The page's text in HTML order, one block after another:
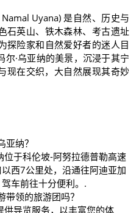
Uyana) 是自然、历史与
石英山、铁木森林、考古遗址
探险家和自然爱好者的迷人目
·乌亚纳的美景，沉浸于其宁
在交织，大自然展现其奇妙
纳？
位于科伦坡-阿努拉德普勒高速
西7公里处，沿通往阿迪亚加
车前往十分便利。.
领的旅游团吗？
供导览服务，以丰富您的体